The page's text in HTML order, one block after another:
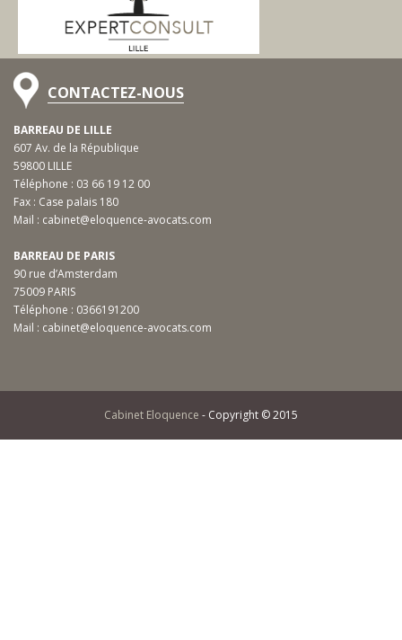
CONTACTEZ-NOUS
BARREAU DE LILLE
607 Av. de la République
59800 LILLE
Téléphone : 03 66 19 12 00
Fax : Case palais 180
Mail : cabinet@eloquence-avocats.com
BARREAU DE PARIS
90 rue d’Amsterdam
75009 PARIS
Téléphone : 0366191200
Mail : cabinet@eloquence-avocats.com
Cabinet Eloquence - Copyright © 2015